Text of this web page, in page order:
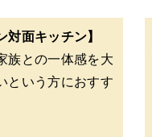
対面キッチン】
族との一体感を大
という方におすす